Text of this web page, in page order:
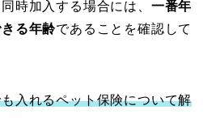
時加入する場合には、 一番年
る年齢であることを確認して
入れるペット保険について解